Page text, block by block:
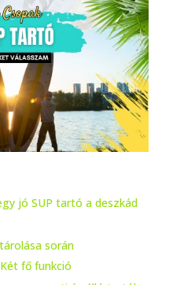
jó SUP tartó a deszkád
során
fő funkció